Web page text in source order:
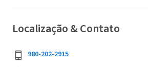
Localização & Contato
980-202-2915